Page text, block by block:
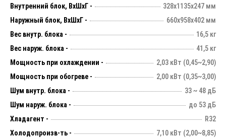
Внутренний блок, ВхШхГ -
328х1135х247 мм
Наружный блок, ВхШхГ -
660х958х402 мм
Вес внутр. блока -
16,5 кг
Вес наруж. блока -
41,5 кг
Мощность при охлаждении -
2,03 кВт (0,45~2,90)
Мощность при обогреве -
2,00 кВт (0,35~3,00)
Шум внутр. блока -
33 ~ 48 дБ
Шум наруж. блока -
до 53 дБ
Хладагент -
R32
Холодопроизв-ть -
7,10 кВт (2,00~8,85)